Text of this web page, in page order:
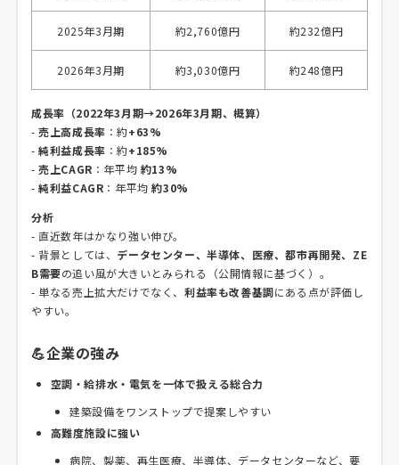
2025年3月期 約2,760億円 約232億円
2026年3月期 約3,030億円 約248億円
成長率（2022年3月期→2026年3月期、概算）
-売上高成長率 ：約+63%
-純利益成長率 ：約+185%
-売上CAGR ：年平均 約13%
-純利益CAGR ：年平均約30%
分析
- 直近数年はかなり強い伸び。
- 背景としては、 データセンター、半導体、医療、都市再開発、ZE
B需要の追い風が大きいとみられる（公開情報に基づく）。
- 単なる売上拡大だけでなく、 利益率も改善基調にある点が評価し
やすい。
💪企業の強み
空調・給排水・電気を一体で扱える総合力
建築設備をワンストップで提案しやすい
高難度施設に強い
病院、製薬、再生医療、半導体、データセンターなど、要